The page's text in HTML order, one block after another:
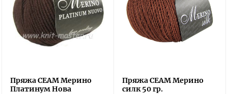
Пряжа СЕАМ Мерино
Платинум Нова
Пряжа СЕАМ Мерино
силк 50 гр.